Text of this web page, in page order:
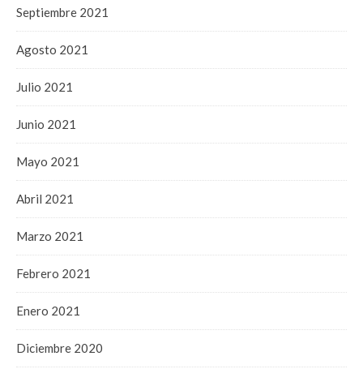
Septiembre 2021
Agosto 2021
Julio 2021
Junio 2021
Mayo 2021
Abril 2021
Marzo 2021
Febrero 2021
Enero 2021
Diciembre 2020